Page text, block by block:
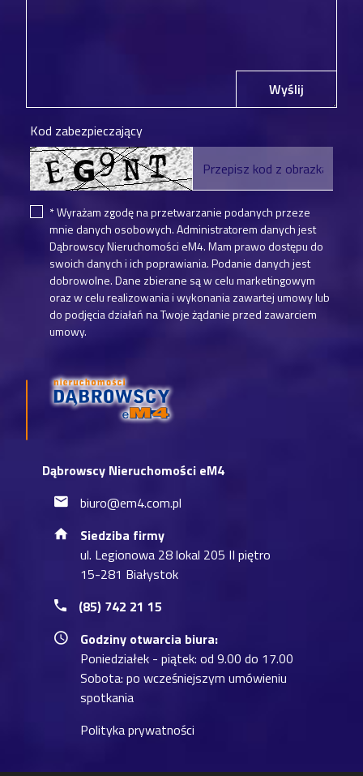
Dąbrowscy Nieruchomości eM4
biuro@em4.com.pl
Siedziba firmy
ul. Legionowa 28 lokal 205 II piętro
15-281 Białystok
(85) 742 21 15
Godziny otwarcia biura:
Poniedziałek - piątek: od 9.00 do 17.00
Sobota: po wcześniejszym umówieniu
spotkania
Polityka prywatności
Wyślij
Kod zabezpieczający
* Wyrażam zgodę na przetwarzanie podanych przeze
mnie danych osobowych. Administratorem danych jest
Dąbrowscy Nieruchomości eM4. Mam prawo dostępu do
swoich danych i ich poprawiania. Podanie danych jest
dobrowolne. Dane zbierane są w celu marketingowym
oraz w celu realizowania i wykonania zawartej umowy lub
do podjęcia działań na Twoje żądanie przed zawarciem
umowy.